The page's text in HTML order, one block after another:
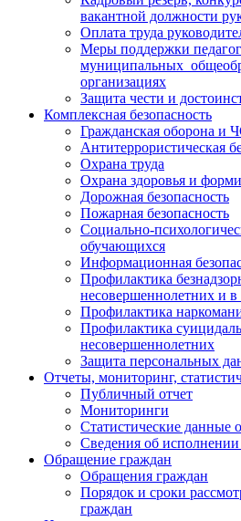
вакантной должности
Оплата труда
Меры поддержки
муниципальных
организациях
Защита чести и
Комплексная безопасность
Гражданская оборона и
Антитеррористическая
Охрана труда
Охрана здоровья и
Дорожная безопасность
Пожарная безопасность
Социально-
обучающихся
Информационная
Профилактика
несовершеннолетних и
Профилактика
Профилактика
несовершеннолетних
Защита персональных
Отчеты, мониторинг,
Публичный отчет
Мониторинги
Статистические данные
Сведения об
Обращение граждан
Обращения граждан
Порядок и сроки
граждан